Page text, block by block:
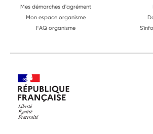
Mes démarches d'agrément
Mon espace organisme
FAQ organisme